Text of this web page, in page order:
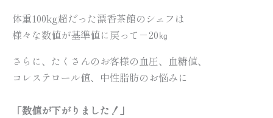
体重100kg超だった漂香茶館のシェフは
様々な数値が基準値に戻って－20㎏
さらに、たくさんのお客様の血圧、血糖値、
コレステロール値、中性脂肪のお悩みに
「数値が下がりました！」